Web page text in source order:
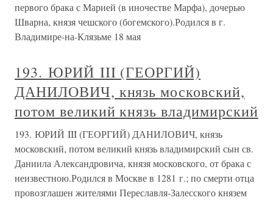
первого брака с Марией (в иночестве Марфа), дочерью
Шварна, князя чешского (богемского).Родился в г.
Владимире-на-Клязьме 18 мая
193. ЮРИЙ III (ГЕОРГИЙ)
ДАНИЛОВИЧ, князь московский,
потом великий князь владимирский
193. ЮРИЙ III (ГЕОРГИЙ) ДАНИЛОВИЧ, князь
московский, потом великий князь владимирский сын св.
Даниила Александровича, князя московского, от брака с
неизвестною.Родился в Москве в 1281 г.; по смерти отца
провозглашен жителями Переславля-Залесского князем